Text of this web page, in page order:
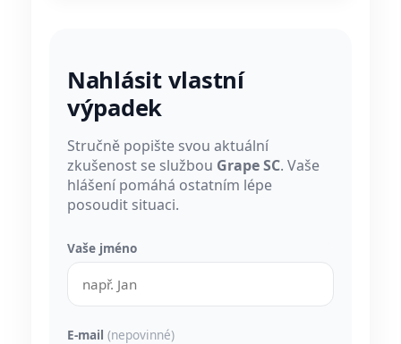
Nahlásit vlastní
výpadek
Stručně popište svou aktuální
zkušenost se službou Grape SC. Vaše
hlášení pomáhá ostatním lépe
posoudit situaci.
Vaše jméno
E-mail (nepovinné)